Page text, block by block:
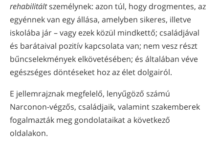
rehabilitáltszemélynek: azon túl, hogy drogmentes, az
egyénnek van egy állása, amelyben sikeres, illetve
iskolába jár – vagy ezek közül mindkettő; családjával
és barátaival pozitív kapcsolata van; nem vesz részt
bűncselekmények elkövetésében; és általában véve
egészséges döntéseket hoz az élet dolgairól.
E jellemrajznak megfelelő, lenyűgöző számú
Narconon-végzős, családjaik, valamint szakemberek
fogalmazták meg gondolataikat a következő
oldalakon.